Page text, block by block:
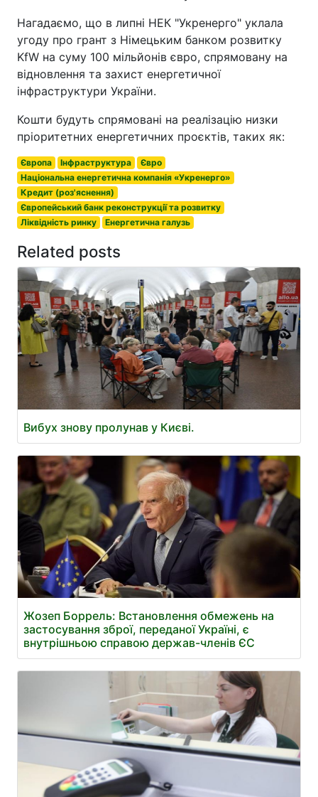
Нагадаємо, що в липні НЕК "Укренерго" уклала
угоду про грант з Німецьким банком розвитку
KfW на суму 100 мільйонів євро, спрямовану на
відновлення та захист енергетичної
інфраструктури України.
Кошти будуть спрямовані на реалізацію низки
пріоритетних енергетичних проєктів, таких як:
Європа Інфраструктура
Євро
Національна енергетична компанія «Укренерго»
Кредит (роз'яснення)
Європейський банк реконструкції та розвитку
Ліквідність ринку
Енергетична галузь
Related posts
Вибух знову пролунав у Києві.
Жозеп Боррель: Встановлення обмежень на
застосування зброї, переданої Україні, є
внутрішньою справою держав-членів ЄС